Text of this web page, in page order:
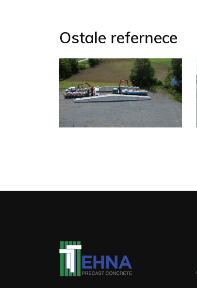
Ostale refernece